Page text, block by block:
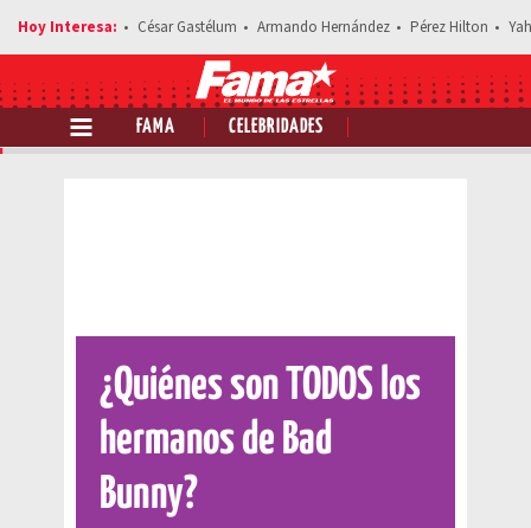
César Gastélum Armando Hernández Pérez Hilton
FAMA CELEBRIDADES
Comparte esta noticia
¿Quiénes son TODOS los
hermanos de Bad
Bunny?